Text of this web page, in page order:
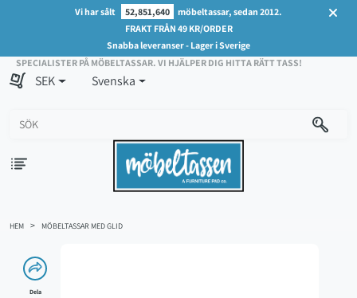
Vi har sålt 52,851,640
möbeltassar, sedan 2012.
FRAKT FRÅN 49 KR/ORDER
Snabba leveranser - Lager i Sverige
SPECIALISTER PÅ MÖBELTASSAR. VI HJÄLPER DIG HITTA RÄTT TASS!
SEK Svenska
HEM MÖBELTASSAR MED GLID
Dela